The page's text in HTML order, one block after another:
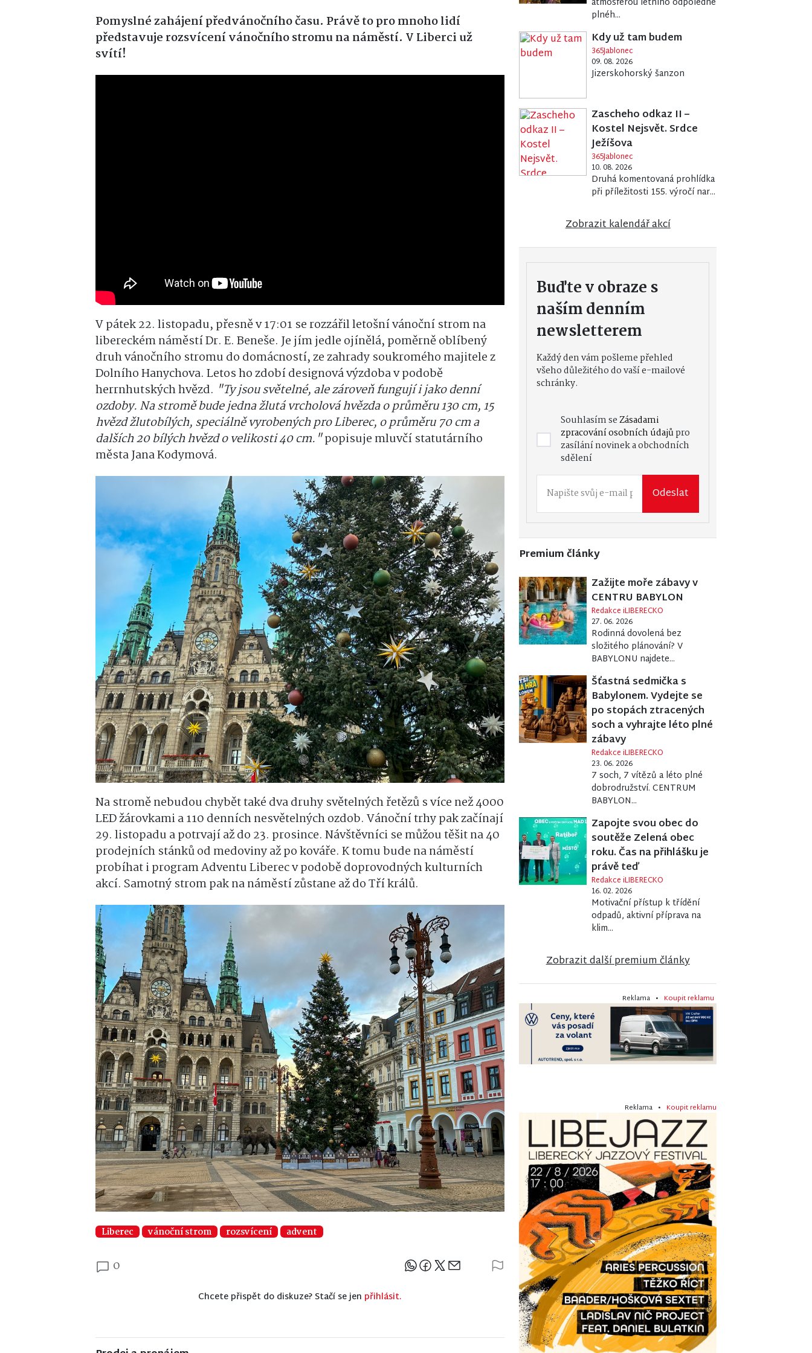
Pomyslné zahájení předvánočního času. Právě to pro mnoho lidí
představuje rozsvícení vánočního stromu na náměstí. V Liberci už
svítí!
V pátek 22. listopadu, přesně v 17:01 se rozzářil letošní vánoční strom na
libereckém náměstí Dr. E. Beneše. Je jím jedle ojínělá, poměrně oblíbený
druh vánočního stromu do domácností, ze zahrady soukromého majitele z
Dolního Hanychova. Letos ho zdobí designová výzdoba v podobě
herrnhutských hvězd. "Ty jsou světelné, ale zároveň fungují i jako denní
ozdoby. Na stromě bude jedna žlutá vrcholová hvězda o průměru 130 cm, 15
hvězd žlutobílých, speciálně vyrobených pro Liberec, o průměru 70 cm a
dalších 20 bílých hvězd o velikosti 40 cm."popisuje mluvčí statutárního
města Jana Kodymová.
Na stromě nebudou chybět také dva druhy světelných řetězů s více než 4000
LED žárovkami a 110 denních nesvětelných ozdob. Vánoční trhy pak začínají
29. listopadu a potrvají až do 23. prosince. Návštěvníci se můžou těšit na 40
prodejních stánků od medoviny až po kováře. K tomu bude na náměstí
probíhat i program Adventu Liberec v podobě doprovodných kulturních
akcí. Samotný strom pak na náměstí zůstane až do Tří králů.
Liberec vánoční strom rozsvícení advent
0
Sdílejte článek
Chcete přispět do diskuze? Stačí se jen přihlásit.
plnéh...
Kdy už tam budem
365Jablonec
09. 08. 2026
Jizerskohorský šanzon
Zascheho odkaz II –
Kostel Nejsvět. Srdce
Ježíšova
365Jablonec
10. 08. 2026
Druhá komentovaná prohlídka
při příležitosti 155. výročí nar...
Zobrazit kalendář akcí
Buďte v obraze s
naším denním
newsletterem
Každý den vám pošleme přehled
všeho důležitého do vaší e-mailové
schránky.
Souhlasím seZásadami
zpracování osobních údajůpro
zasílání novinek a obchodních
sdělení
Odeslat
Premium články
Zažijte moře zábavy v
CENTRU BABYLON
Redakce iLIBERECKO
27. 06. 2026
Rodinná dovolená bez
složitého plánování? V
BABYLONU najdete...
Šťastná sedmička s
Babylonem. Vydejte se
po stopách ztracených
soch a vyhrajte léto plné
zábavy
Redakce iLIBERECKO
23. 06. 2026
7 soch, 7 vítězů a léto plné
dobrodružství. CENTRUM
BABYLON...
Zapojte svou obec do
soutěže Zelená obec
roku. Čas na přihlášku je
právě teď
Redakce iLIBERECKO
16. 02. 2026
Motivační přístup k třídění
odpadů, aktivní příprava na
klim...
Zobrazit další premium články
Reklama • Koupit reklamu
Reklama • Koupit reklamu